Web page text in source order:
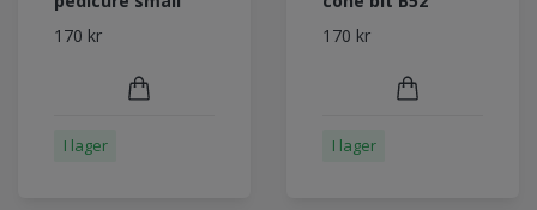
170 kr
I lager
170 kr
I lager